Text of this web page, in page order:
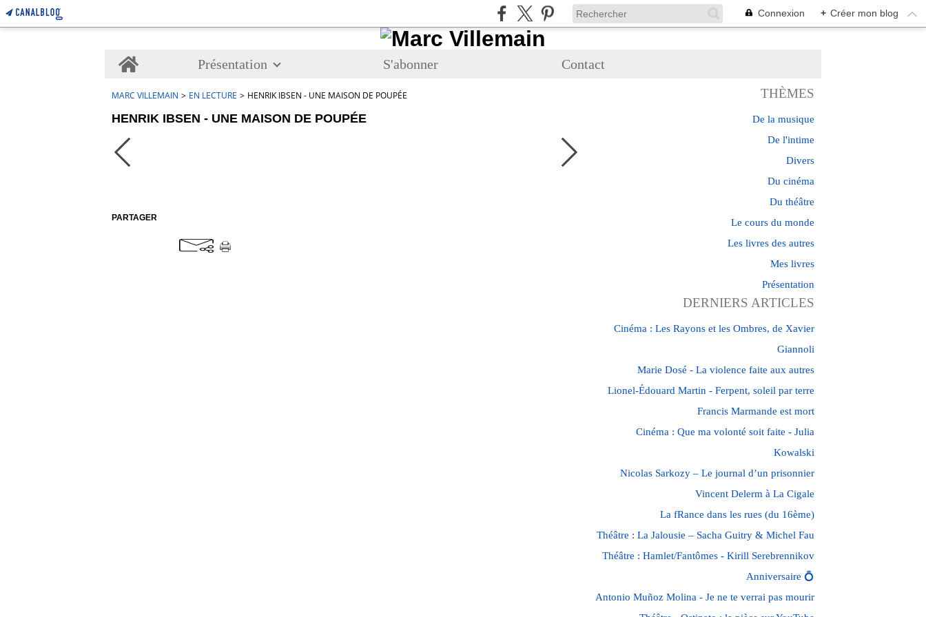
Connexion + Créer mon blog
Home Présentation S'abonner Contact
MARC VILLEMAIN > EN LECTURE > HENRIK IBSEN - UNE MAISON DE POUPÉE
HENRIK IBSEN - UNE MAISON DE POUPÉE
PARTAGER
THÈMES
De la musique
De l'intime
Divers
Du cinéma
Du théâtre
Le cours du monde
Les livres des autres
Mes livres
Présentation
DERNIERS ARTICLES
Cinéma : Les Rayons et les Ombres, de Xavier
Giannoli
Marie Dosé - La violence faite aux autres
Lionel-Édouard Martin - Ferpent, soleil par terre
Francis Marmande est mort
Cinéma : Que ma volonté soit faite - Julia
Kowalski
Nicolas Sarkozy – Le journal d’un prisonnier
Vincent Delerm à La Cigale
La fRance dans les rues (du 16ème)
Théâtre : La Jalousie – Sacha Guitry & Michel Fau
Théâtre : Hamlet/Fantômes - Kirill Serebrennikov
Anniversaire 💍
Antonio Muñoz Molina - Je ne te verrai pas mourir